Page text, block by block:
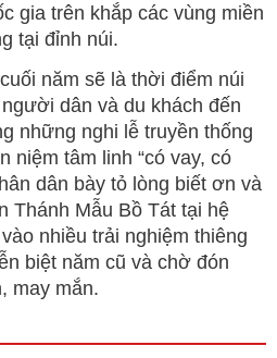
gia trên khắp các vùng miền
tại đỉnh núi.
năm sẽ là thời điểm núi
dân và du khách đến
những nghi lễ truyền thống
niệm tâm linh “có vay, có
dân bày tỏ lòng biết ơn và
Thánh Mẫu Bồ Tát tại hệ
nhiều trải nghiệm thiêng
biệt năm cũ và chờ đón
may mắn.